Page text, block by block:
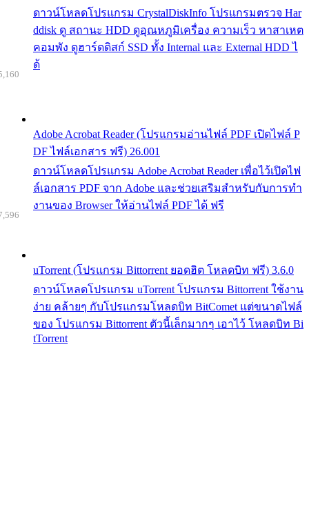
ดาวน์โหลดโปรแกรม CrystalDiskInfo โปรแกรมตรวจ Har
ddisk ดู สถานะ HDD ดูอุณหภูมิเครื่อง ความเร็ว หาสาเหต
คอมพัง ดูฮาร์ดดิสก์ SSD ทั้ง Internal และ External HDD ไ
ด้
Adobe Acrobat Reader (โปรแกรมอ่านไฟล์ PDF เปิดไฟล์ P
DF ไฟล์เอกสาร ฟรี) 26.001
ดาวน์โหลดโปรแกรม Adobe Acrobat Reader เพื่อไว้เปิดไฟ
ล์เอกสาร PDF จาก Adobe และช่วยเสริมสำหรับกับการทำ
งานของ Browser ให้อ่านไฟล์ PDF ได้ ฟรี
uTorrent (โปรแกรม Bittorrent ยอดฮิต โหลดบิท ฟรี) 3.6.0
ดาวน์โหลดโปรแกรม uTorrent โปรแกรม Bittorrent ใช้งาน
ง่าย คล้ายๆ กับโปรแกรมโหลดบิท BitComet แต่ขนาดไฟล์
ของ โปรแกรม Bittorrent ตัวนี้เล็กมากๆ เอาไว้ โหลดบิท Bi
tTorrent